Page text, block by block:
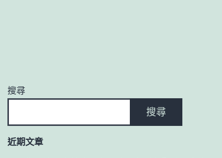
搜尋
搜尋
近期文章